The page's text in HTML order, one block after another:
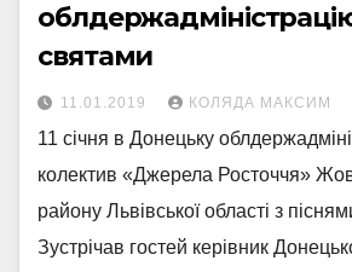
святами
11.01.2019 КОЛЯДА МАКСИМ
11 січня в Донецьку
колектив «Джерела Росточчя»
району Львівської області з
Зустрічав гостей керівник